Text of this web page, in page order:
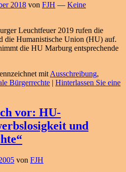
2018 von FJH — Keine
Leuchtfeuer 2019 rufen die
die Humanistische Union (HU) auf.
die HU Marburg entsprechende
mitAusschreibung,
Bürgerrechte
Hinterlassen Sie eine
vor: HU-
und
von FJH